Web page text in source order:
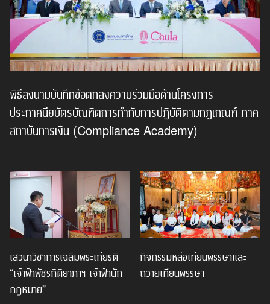
พิธีลงนามบันทึกข้อตกลงความร่วมมือด้านโครงการ
ประกาศนียบัตรบัณฑิตการกำกับการปฏิบัติตามกฎเกณฑ์ ภาค
สถาบันการเงิน (Compliance Academy)
เสวนาวิชาการเฉลิมพระเกียรติ
“เจ้าฟ้าพัชรกิติยาภาฯ เจ้าฟ้านัก
กฎหมาย”
กิจกรรมหล่อเทียนพรรษาและ
ถวายเทียนพรรษา